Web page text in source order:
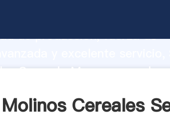
de producción, fuerza de
Segunda Mano proveedor
Cereales